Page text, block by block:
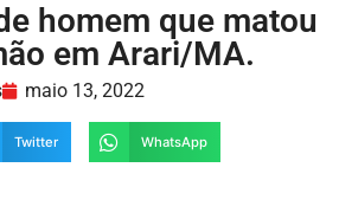
homem que matou
em Arari/MA.
maio 13, 2022
Twitter WhatsApp